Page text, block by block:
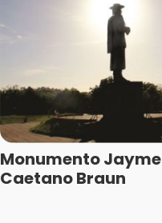
Monumento Jayme
Caetano Braun